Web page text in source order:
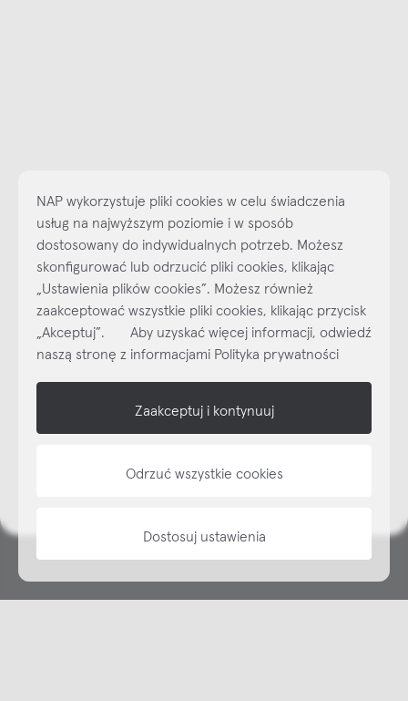
Najlepsze inspiracje i promocje na wyciągnięcie ręki, zapisz się już
dzisiaj do naszego cyklicznego newslettera!
SubskrybujNEWSLETTER
NAP
NAP wykorzystuje pliki cookies w celu świadczenia
usług na najwyższym poziomie i w sposób
dostosowany do indywidualnych potrzeb. Możesz
skonfigurować lub odrzucić pliki cookies, klikając
„Ustawienia plików cookies”. Możesz również
zaakceptować wszystkie pliki cookies, klikając przycisk
„Akceptuj”. Aby uzyskać więcej informacji, odwiedź
naszą stronę z informacjami Polityka prywatności
Zaakceptuj i kontynuuj
Odrzuć wszystkie cookies
Dostosuj ustawienia